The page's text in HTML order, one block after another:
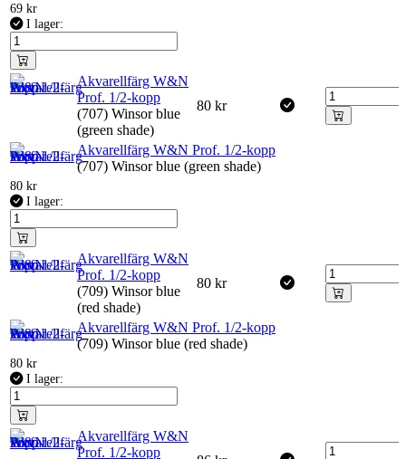
69 kr
I lager:
Akvarellfärg W&N
Prof. 1/2-kopp
(707) Winsor blue
(green shade)
80 kr
Akvarellfärg W&N Prof. 1/2-kopp
(707) Winsor blue (green shade)
80 kr
I lager:
Akvarellfärg W&N
Prof. 1/2-kopp
(709) Winsor blue
(red shade)
80 kr
Akvarellfärg W&N Prof. 1/2-kopp
(709) Winsor blue (red shade)
80 kr
I lager:
Akvarellfärg W&N
Prof. 1/2-kopp